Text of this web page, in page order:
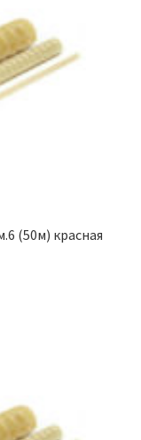
(50м) красная